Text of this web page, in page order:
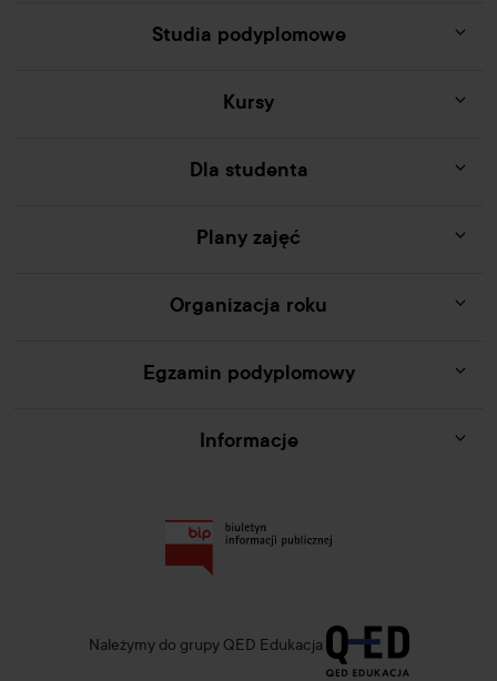
Studia podyplomowe
Kursy
Dla studenta
Plany zajęć
Organizacja roku
Egzamin podyplomowy
Informacje
Należymy do grupy QED Edukacja